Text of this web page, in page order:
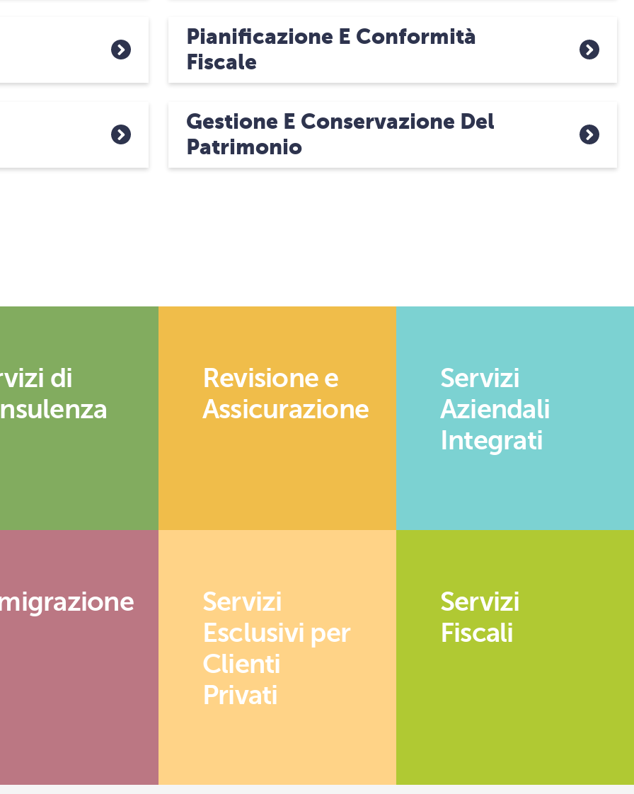
Pianificazione E Conformità
Fiscale
Gestione E Conservazione Del
Patrimonio
di
Revisione e
Assicurazione
Servizi
Aziendali
Integrati
Servizi
Esclusivi per
Clienti
Privati
Servizi
Fiscali